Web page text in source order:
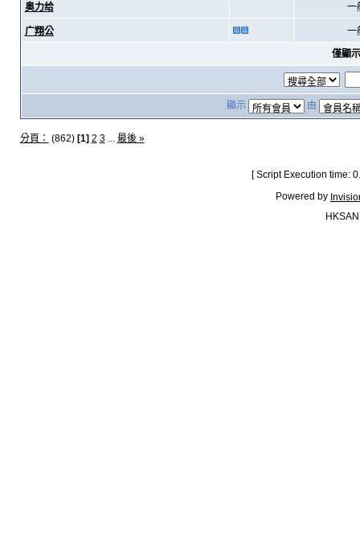
奥力给 一
广翔公
一
僅顯
顯示 由
分頁： (862) [1] 2 3... 最後 »
[ Script Execution time:
Powered by